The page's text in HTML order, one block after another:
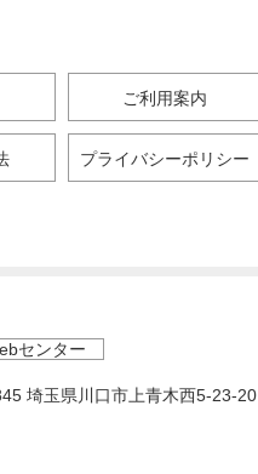
ご利用案内
プライバシーポリシー
センター
埼玉県川口市上青木西5-23-20